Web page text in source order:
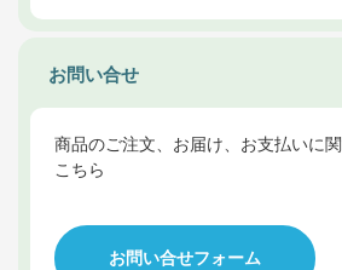
お問い合せ
商品のご注文、お届け、お支払いに
こちら
お問い合せフォーム